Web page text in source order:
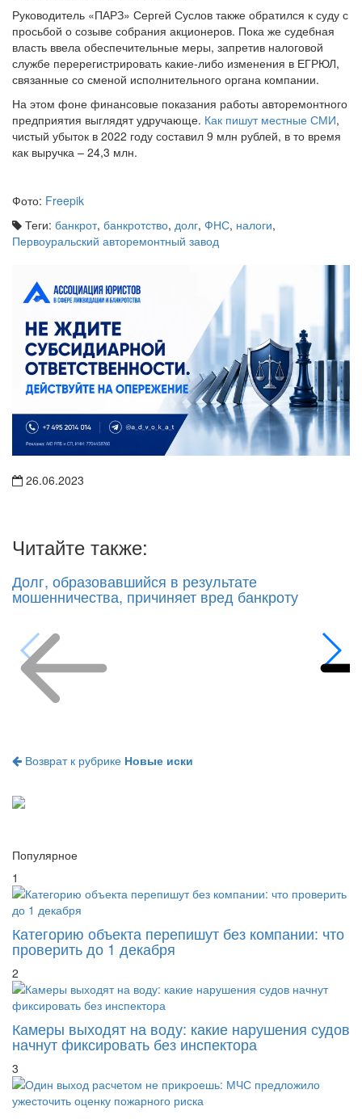
Руководитель «ПАРЗ» Сергей Суслов также обратился к суду с
просьбой о созыве собрания акционеров. Пока же судебная
власть ввела обеспечительные меры, запретив налоговой
службе перерегистрировать какие-либо изменения в ЕГРЮЛ,
связанные со сменой исполнительного органа компании.
На этом фоне финансовые показания работы авторемонтного
предприятия выглядят удручающе. Как пишут местные СМИ,
чистый убыток в 2022 году составил 9 млн рублей, в то время
как выручка – 24,3 млн.
Фото: Freepik
Теги: банкрот, банкротство, долг, ФНС, налоги,
Первоуральский авторемонтный завод
26.06.2023
Читайте также:
Долг, образовавшийся в результате
мошенничества, причиняет вред банкроту
Возврат к рубрике Новые иски
Популярное
1
Категорию объекта перепишут без компании: что
проверить до 1 декабря
2
Камеры выходят на воду: какие нарушения судов
начнут фиксировать без инспектора
3